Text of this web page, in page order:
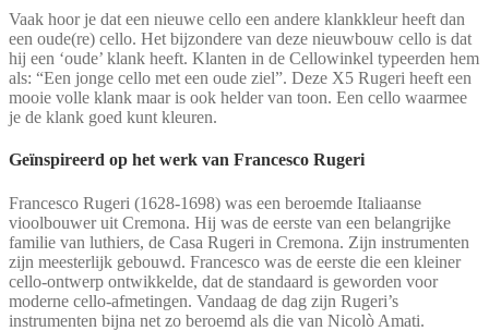
Vaak hoor je dat een nieuwe cello een andere klankkleur heeft dan
een oude(re) cello. Het bijzondere van deze nieuwbouw cello is dat
hij een ‘oude’ klank heeft. Klanten in de Cellowinkel typeerden hem
als: “Een jonge cello met een oude ziel”. Deze X5 Rugeri heeft een
mooie volle klank maar is ook helder van toon. Een cello waarmee
je de klank goed kunt kleuren.
Geïnspireerd op het werk van Francesco Rugeri
Francesco Rugeri (1628-1698) was een beroemde Italiaanse
vioolbouwer uit Cremona. Hij was de eerste van een belangrijke
familie van luthiers, de Casa Rugeri in Cremona. Zijn instrumenten
zijn meesterlijk gebouwd. Francesco was de eerste die een kleiner
cello-ontwerp ontwikkelde, dat de standaard is geworden voor
moderne cello-afmetingen. Vandaag de dag zijn Rugeri’s
instrumenten bijna net zo beroemd als die van Nicolò Amati.